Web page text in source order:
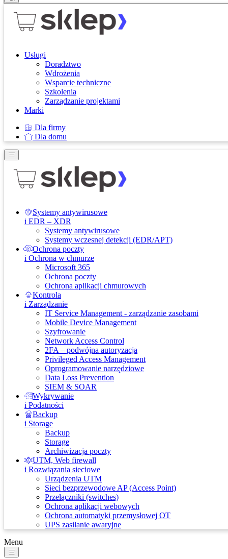
Usługi
Doradztwo
Wdrożenia
Wsparcie techniczne
Szkolenia
Zarządzanie projektami
Marki
Dla firmy
Dla domu
Systemy antywirusowe
i EDR – XDR
Systemy antywirusowe
Systemy wczesnej detekcji (EDR/APT)
Ochrona poczty
i Ochrona w chmurze
Microsoft 365
Ochrona poczty
Ochrona aplikacji chmurowych
Kontrola
i Zarządzanie
IT Service Management - zarządzanie zasobami
Mobile Device Management
Szyfrowanie
Network Access Control
2FA – podwójna autoryzacja
Privileged Access Management
Oprogramowanie narzędziowe
Data Loss Prevention
SIEM & SOAR
Wykrywanie
i Podatności
Backup
i Storage
Backup
Storage
Archiwizacja poczty
UTM, Web firewall
i Rozwiązania sieciowe
Urządzenia UTM
Sieci bezprzewodowe AP (Access Point)
Przełączniki (switches)
Ochrona aplikacji webowych
Ochrona automatyki przemysłowej OT
UPS zasilanie awaryjne
Menu